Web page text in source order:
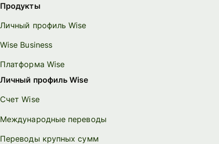
Продукты
Личный профиль Wise
Wise Business
Платформа Wise
Личный профиль Wise
Счет Wise
Международные переводы
Переводы крупных сумм